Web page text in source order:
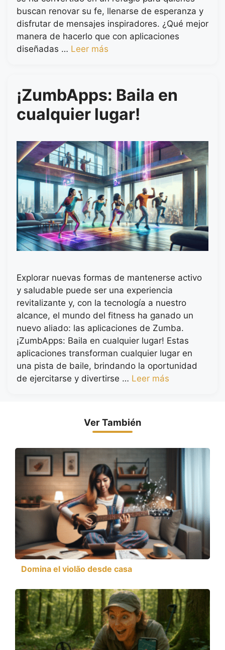
buscan renovar su fe, llenarse de esperanza y
disfrutar de mensajes inspiradores. ¿Qué mejor
manera de hacerlo que con aplicaciones
diseñadas … Leer más
¡ZumbApps: Baila en
cualquier lugar!
Explorar nuevas formas de mantenerse activo
y saludable puede ser una experiencia
revitalizante y, con la tecnología a nuestro
alcance, el mundo del fitness ha ganado un
nuevo aliado: las aplicaciones de Zumba.
¡ZumbApps: Baila en cualquier lugar! Estas
aplicaciones transforman cualquier lugar en
una pista de baile, brindando la oportunidad
de ejercitarse y divertirse … Leer más
Ver También
Domina el violão desde casa